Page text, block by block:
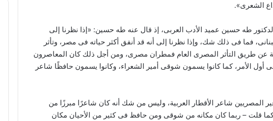
الشعرى».
طه حسين عميد الأدب العربى، إذ قال عنه طه حسين: «إذا نظرنا إلى
فما فى ذلك شك، وإذا نظرنا إلى أنه قد أنفق أكثر حياته فى مصر، وتأثر
عن طريق التأثر المصرى العام فمطران مصرى، ومن أجل ذلك كان المعاصرون
الأمر، كما كانوا يسمون شوقى أمير الشعراء، وكانوا يسمون حافظًا شاعر
المصريين شاعر الأقطار العربية، وليس من شك أنه كان شاعرًا مبرزًا من
قلت – ربما كان مكانه من شوقى ومن حافظ فى كثير من الأحيان مكان